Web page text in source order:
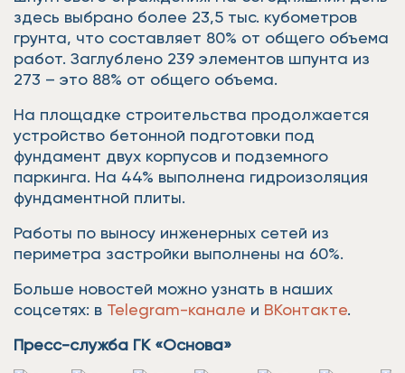
здесь выбрано более 23,5 тыс. кубометров
грунта, что составляет 80% от общего объема
работ. Заглублено 239 элементов шпунта из
273 – это 88% от общего объема.
На площадке строительства продолжается
устройство бетонной подготовки под
фундамент двух корпусов и подземного
паркинга. На 44% выполнена гидроизоляция
фундаментной плиты.
Работы по выносу инженерных сетей из
периметра застройки выполнены на 60%.
Больше новостей можно узнать в наших
соцсетях: в Telegram-канале и ВКонтакте.
Пресс-служба ГК «Основа»